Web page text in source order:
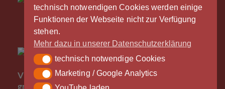
technisch notwendigen Cookies werden einige
Funktionen der Webseite nicht zur Verfügung
stehen.
Mehr dazu in unserer Datenschutzerklärung
technisch notwendige Cookies
technisch notwendige Cookies
Marketing / Google Analytics
Marketing / Google Analytics
Vinylrausch wäre nicht möglich ohne die
großzügige Unterstützung durch unsere Partner -